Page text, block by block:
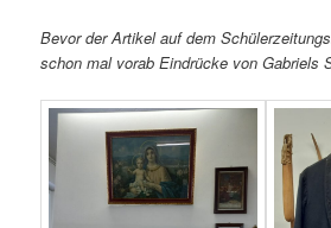
Bevor der Artikel auf dem
schon mal vorab Eindrücke von Gabriels